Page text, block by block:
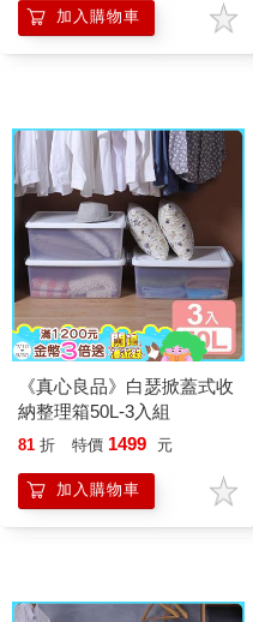
加入購物車
《真心良品》白瑟掀蓋式收
納整理箱50L-3入組
81 折 特價 1499 元
加入購物車